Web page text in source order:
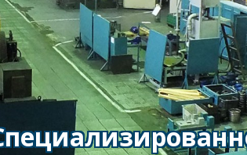
бюро